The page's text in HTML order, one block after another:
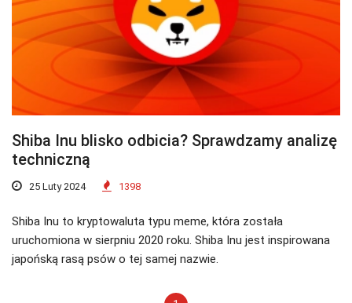
Shiba Inu blisko odbicia? Sprawdzamy analizę
techniczną
25 Luty 2024 1398
Shiba Inu to kryptowaluta typu meme, która została
uruchomiona w sierpniu 2020 roku. Shiba Inu jest inspirowana
japońską rasą psów o tej samej nazwie.